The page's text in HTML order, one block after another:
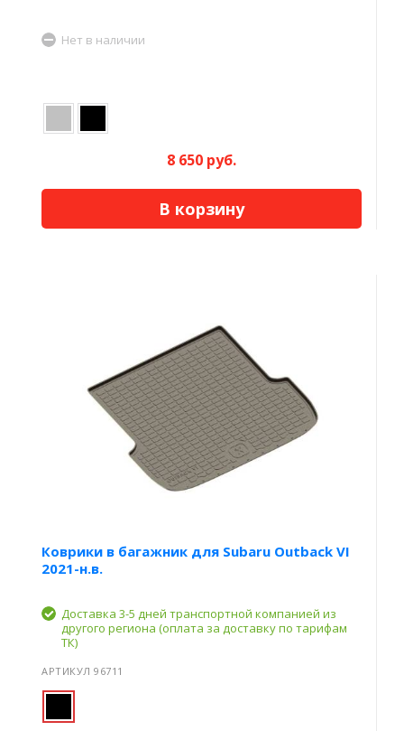
Нет в наличии
8 650 руб.
В корзину
Коврики в багажник для Subaru Outback VI
2021-н.в.
Доставка 3-5 дней транспортной компанией из
другого региона (оплата за доставку по тарифам
ТК)
АРТИКУЛ 96711